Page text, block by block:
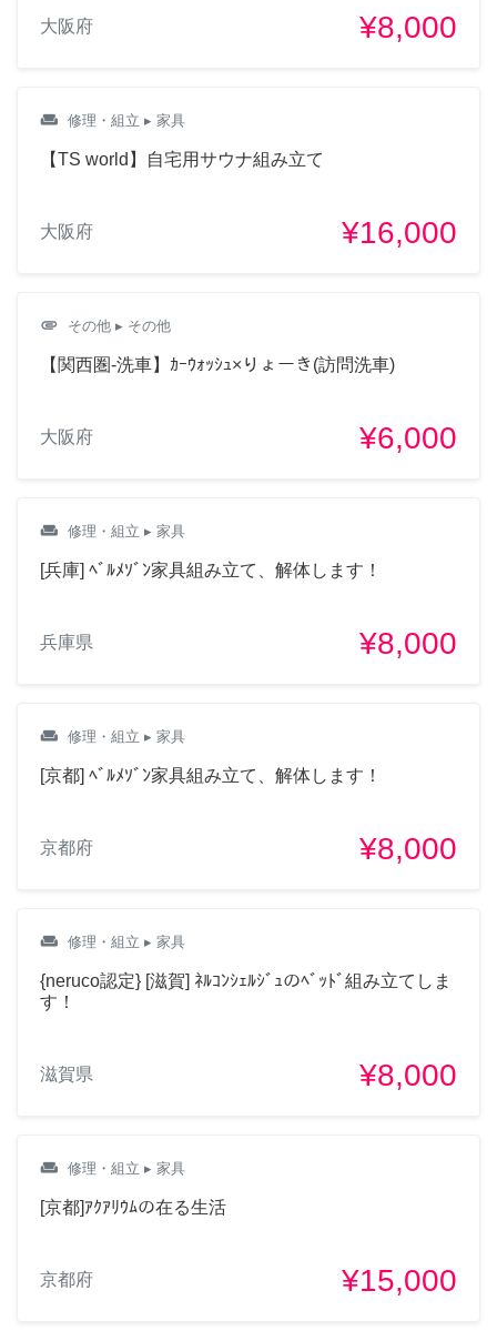
大阪府 ¥8,000
weekend 修理・組立 ▸ 家具
【TS world】自宅用サウナ組み立て
大阪府 ¥16,000
attachment その他 ▸ その他
【関西圏-洗車】ｶｰｳｫｯｼｭ×りょーき(訪問洗車)
大阪府 ¥6,000
weekend 修理・組立 ▸ 家具
[兵庫] ﾍﾞﾙﾒｿﾞﾝ家具組み立て、解体します！
兵庫県 ¥8,000
weekend 修理・組立 ▸ 家具
[京都] ﾍﾞﾙﾒｿﾞﾝ家具組み立て、解体します！
京都府 ¥8,000
weekend 修理・組立 ▸ 家具
{neruco認定} [滋賀] ﾈﾙｺﾝｼｪﾙｼﾞｭのﾍﾞｯﾄﾞ組み立てしま
す！
滋賀県 ¥8,000
weekend 修理・組立 ▸ 家具
[京都]ｱｸｱﾘｳﾑの在る生活
京都府 ¥15,000